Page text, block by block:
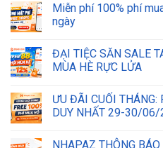
Miễn phí 100% phí
ngày
ĐẠI TIỆC SĂN SALE
MÙA HÈ RỰC LỬA
ƯU ĐÃI CUỐI THÁNG:
DUY NHẤT 29-30/06/
NHAPAZ THÔNG